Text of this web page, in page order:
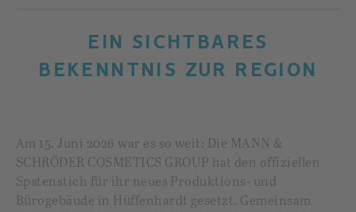
EIN SICHTBARES
BEKENNTNIS ZUR REGION
Am 15. Juni 2026 war es so weit: Die MANN &
SCHRÖDER COSMETICS GROUP hat den offiziellen
Spatenstich für ihr neues Produktions- und
Bürogebäude in Hüffenhardt gesetzt. Gemeinsam